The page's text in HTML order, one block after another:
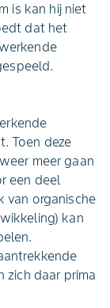
is kan hij niet
dat het
Toen deze
meer gaan
een deel
van organische
kan
zich daar prima